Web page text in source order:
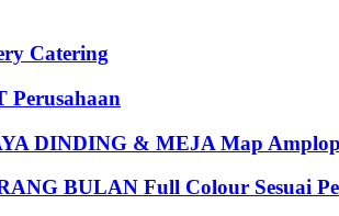
Catering
DINDING & MEJA Map Amplop
BULAN Full Colour Sesuai